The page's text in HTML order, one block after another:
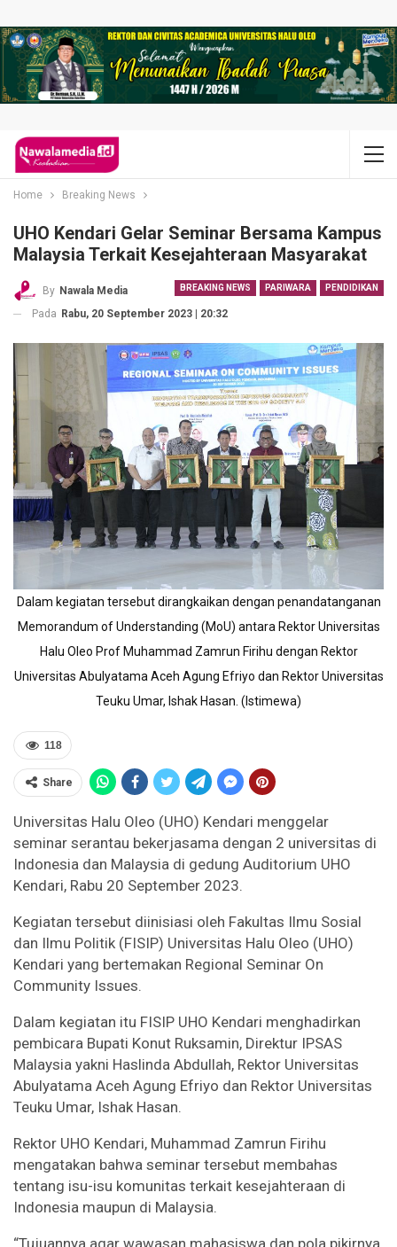
Home Breaking News
UHO Kendari Gelar Seminar Bersama Kampus
Malaysia Terkait Kesejahteraan Masyarakat
BREAKING NEWS PARIWARA PENDIDIKAN
By Nawala Media
Pada Rabu, 20 September 2023 | 20:32
Dalam kegiatan tersebut dirangkaikan dengan penandatanganan
Memorandum of Understanding (MoU) antara Rektor Universitas
Halu Oleo Prof Muhammad Zamrun Firihu dengan Rektor
Universitas Abulyatama Aceh Agung Efriyo dan Rektor Universitas
Teuku Umar, Ishak Hasan. (Istimewa)
118
Share
Universitas Halu Oleo (UHO) Kendari menggelar
seminar serantau bekerjasama dengan 2 universitas di
Indonesia dan Malaysia di gedung Auditorium UHO
Kendari, Rabu 20 September 2023.
Kegiatan tersebut diinisiasi oleh Fakultas Ilmu Sosial
dan Ilmu Politik (FISIP) Universitas Halu Oleo (UHO)
Kendari yang bertemakan Regional Seminar On
Community Issues.
Dalam kegiatan itu FISIP UHO Kendari menghadirkan
pembicara Bupati Konut Ruksamin, Direktur IPSAS
Malaysia yakni Haslinda Abdullah, Rektor Universitas
Abulyatama Aceh Agung Efriyo dan Rektor Universitas
Teuku Umar, Ishak Hasan.
Rektor UHO Kendari, Muhammad Zamrun Firihu
mengatakan bahwa seminar tersebut membahas
tentang isu-isu komunitas terkait kesejahteraan di
Indonesia maupun di Malaysia.